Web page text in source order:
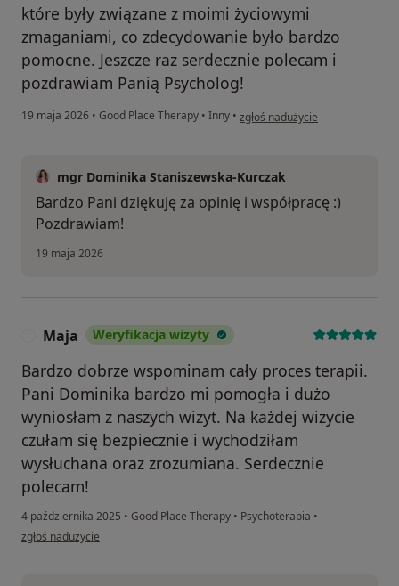
które były związane z moimi życiowymi
zmaganiami, co zdecydowanie było bardzo
pomocne. Jeszcze raz serdecznie polecam i
pozdrawiam Panią Psycholog!
19 maja 2026 • Good Place Therapy • Inny • w opinii użytkownika Awokado
zgłoś nadużycie
mgr Dominika Staniszewska-Kurczak
Bardzo Pani dziękuję za opinię i współpracę :)
Pozdrawiam!
19 maja 2026
Maja Weryfikacja wizyty
Bardzo dobrze wspominam cały proces terapii.
Pani Dominika bardzo mi pomogła i dużo
wyniosłam z naszych wizyt. Na każdej wizycie
czułam się bezpiecznie i wychodziłam
wysłuchana oraz zrozumiana. Serdecznie
polecam!
4 października 2025 • Good Place Therapy • Psychoterapia •
w opinii użytkownika Maja
zgłoś nadużycie